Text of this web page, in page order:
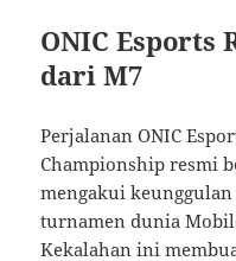
ONIC Esports
dari M7
Perjalanan ONIC
Championship resmi
mengakui
turnamen dunia
Kekalahan ini